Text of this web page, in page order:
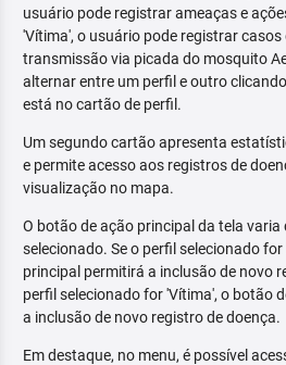
usuário pode registrar ameaças e
'Vítima', o usuário pode registrar
transmissão via picada do mosquito
alternar entre um perfil e outro
está no cartão de perfil.
Um segundo cartão apresenta
e permite acesso aos registros de
visualização no mapa.
O botão de ação principal da tela varia
selecionado. Se o perfil selecionado
principal permitirá a inclusão de novo
perfil selecionado for 'Vítima', o botão
a inclusão de novo registro de doença.
Em destaque, no menu, é possível